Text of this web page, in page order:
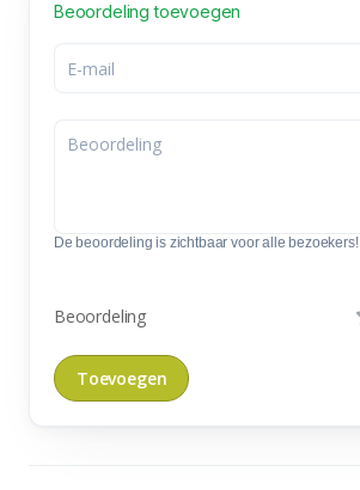
Beoordeling toevoegen
De beoordeling is zichtbaar voor alle bezoekers!
Beoordeling